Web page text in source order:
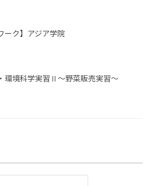
ーク】アジア学院
環境科学実習Ⅱ～野菜販売実習～